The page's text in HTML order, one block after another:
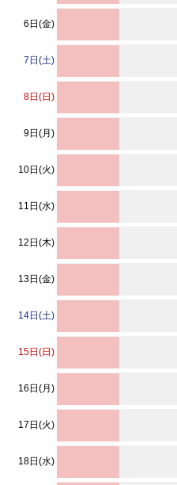
6日(金)
7日(土)
8日(日)
9日(月)
10日(火)
11日(水)
12日(木)
13日(金)
14日(土)
15日(日)
16日(月)
17日(火)
18日(水)